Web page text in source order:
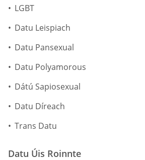
LGBT
Datu Leispiach
Datu Pansexual
Datu Polyamorous
Dátú Sapiosexual
Datu Díreach
Trans Datu
Datu Úis Roinnte